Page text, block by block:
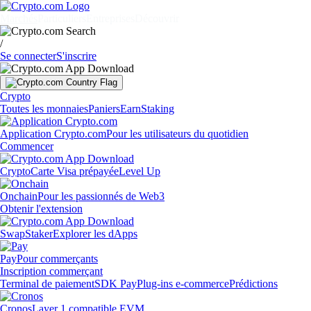
/
Se connecterS'inscrire
Crypto
Toutes les monnaiesPaniersEarnStaking
Application Crypto.comPour les utilisateurs du quotidien
Commencer
CryptoCarte Visa prépayéeLevel Up
OnchainPour les passionnés de Web3
Obtenir l'extension
SwapStakerExplorer les dApps
PayPour commerçants
Inscription commerçant
Terminal de paiementSDK PayPlug-ins e-commercePrédictions
CronosLayer 1 compatible EVM